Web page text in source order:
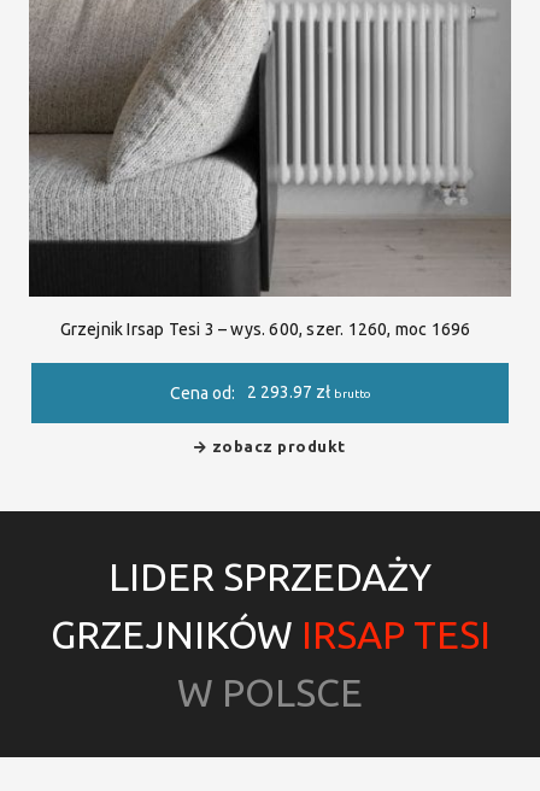
Grzejnik Irsap Tesi 3 – wys. 600, szer. 1260, moc 1696
Cena od: 2 293.97 zł brutto
zobacz produkt
LIDER SPRZEDAŻY
GRZEJNIKÓW IRSAP TESI
W POLSCE